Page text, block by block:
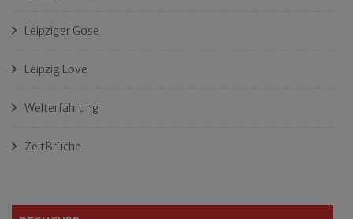
Leipziger Gose
Leipzig Love
Welterfahrung
ZeitBrüche